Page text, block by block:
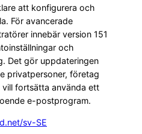
att konfigurera och
För avancerade
innebär version 151
och
Det gör uppdateringen
privatpersoner, företag
fortsätta använda ett
e-postprogram.
sv-SE